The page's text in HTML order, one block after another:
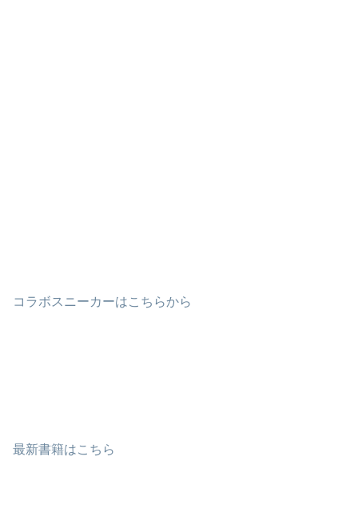
コラボスニーカーはこちらから
最新書籍はこちら